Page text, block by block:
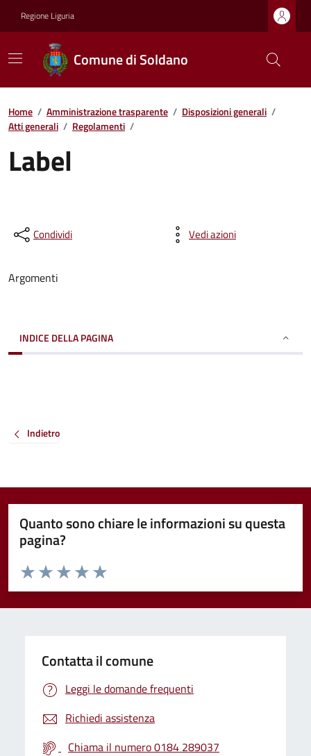
Regione Liguria
Comune di Soldano
Home / Amministrazione trasparente / Disposizioni generali /
Atti generali / Regolamenti /
Label
Condividi Vedi azioni
Argomenti
INDICE DELLA PAGINA
Indietro
Quanto sono chiare le informazioni su questa
pagina?
Valuta da 1 a 5 stelle la pagina
Valuta 5 stelle su 5
Valuta 4 stelle su 5
Valuta 3 stelle su 5
Valuta 2 stelle su 5
Valuta 1 stelle su 5
Contatta il comune
Leggi le domande frequenti
Richiedi assistenza
Chiama il numero 0184 289037